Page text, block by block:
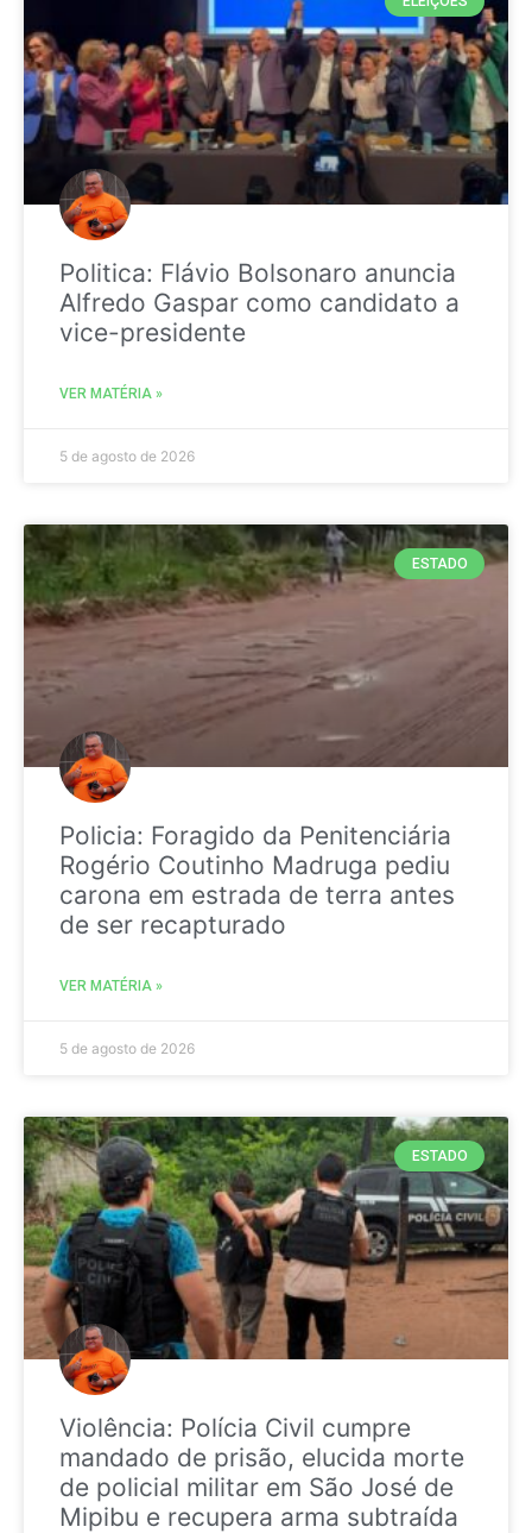
Politica: Flávio Bolsonaro anuncia
Alfredo Gaspar como candidato a
vice-presidente
VER MATÉRIA »
5 de agosto de 2026
ESTADO
Policia: Foragido da Penitenciária
Rogério Coutinho Madruga pediu
carona em estrada de terra antes
de ser recapturado
VER MATÉRIA »
5 de agosto de 2026
ESTADO
Violência: Polícia Civil cumpre
mandado de prisão, elucida morte
de policial militar em São José de
Mipibu e recupera arma subtraída